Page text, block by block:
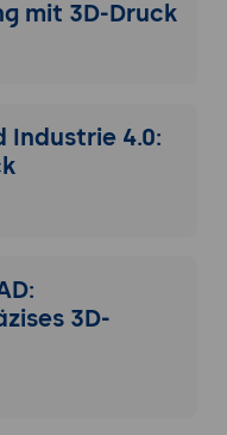
mit 3D-Druck
Industrie 4.0:
3D-